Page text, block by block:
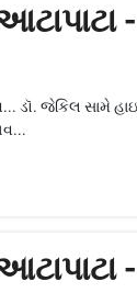
ડૉ. જેકિલ સામે